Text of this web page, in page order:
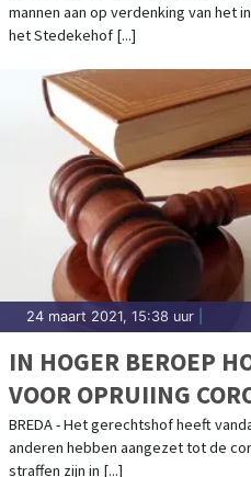
mannen aan op verdenking van het
het Stedekehof [...]
24 maart 2021, 15:38 uur
IN HOGER BEROEP
VOOR OPRUIING
TILBURG EN BREDA
BREDA - Het gerechtshof heeft
anderen hebben aangezet tot de
straffen zijn in [...]